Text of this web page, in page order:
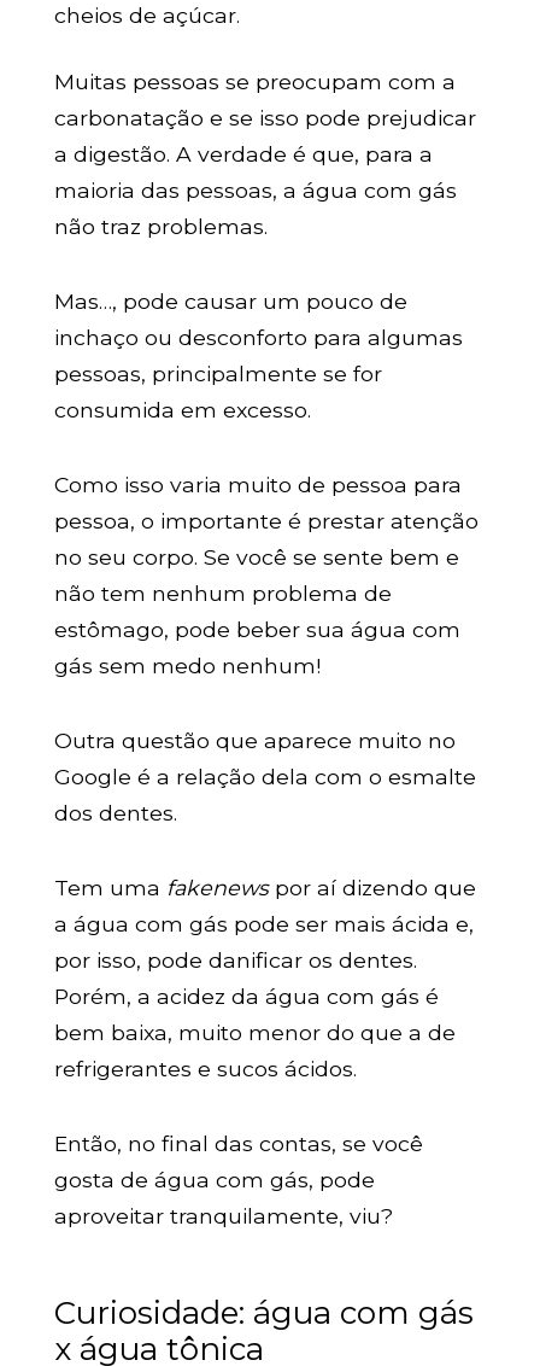
cheios de açúcar.
Muitas pessoas se preocupam com a
carbonatação e se isso pode prejudicar
a digestão. A verdade é que, para a
maioria das pessoas, a água com gás
não traz problemas.
Mas…, pode causar um pouco de
inchaço ou desconforto para algumas
pessoas, principalmente se for
consumida em excesso.
Como isso varia muito de pessoa para
pessoa, o importante é prestar atenção
no seu corpo. Se você se sente bem e
não tem nenhum problema de
estômago, pode beber sua água com
gás sem medo nenhum!
Outra questão que aparece muito no
Google é a relação dela com o esmalte
dos dentes.
Tem uma fakenewspor aí dizendo que
a água com gás pode ser mais ácida e,
por isso, pode danificar os dentes.
Porém, a acidez da água com gás é
bem baixa, muito menor do que a de
refrigerantes e sucos ácidos.
Então, no final das contas, se você
gosta de água com gás, pode
aproveitar tranquilamente, viu?
Curiosidade: água com gás
x água tônica